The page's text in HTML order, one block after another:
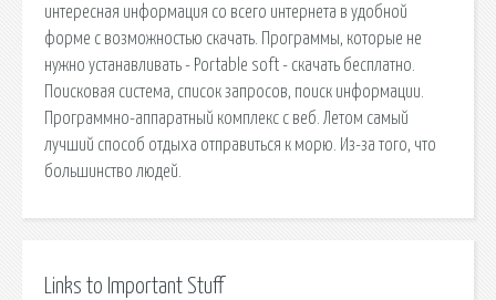
интересная информация со всего интернета в удобной
форме с возможностью скачать. Программы, которые не
нужно устанавливать - Portable soft - скачать бесплатно.
Поисковая сиcтема, список запросов, поиск информации.
Программно-аппаратный комплекс с веб. Летом самый
лучший способ отдыха отправиться к морю. Из-за того, что
большинство людей.
Links to Important Stuff